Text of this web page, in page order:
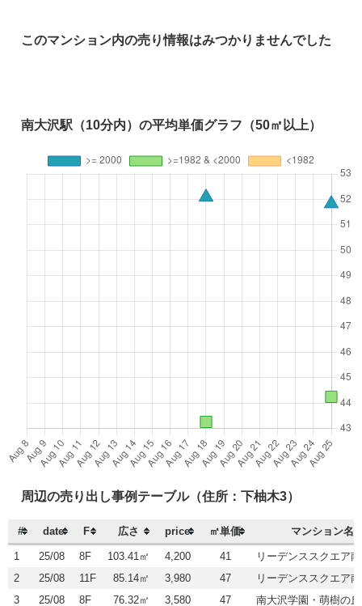
このマンション内の売り情報はみつかりませんでした
南大沢駅（10分内）の平均単価グラフ（50㎡以上）
周辺の売り出し事例テーブル（住所：下柚木3）
# date F 広さ price ㎡単価 マンション名
1 25/08 8F 103.41㎡ 4,200 41 リーデンススクエア
2 25/08 11F 85.14㎡ 3,980 47 リーデンススクエア
3 25/08 8F 76.32㎡ 3,580 47 南大沢学園・萌樹の丘